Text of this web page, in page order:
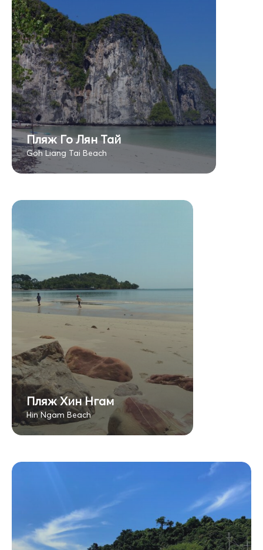
Пляж Го Лян Тай
Goh Liang Tai Beach
Пляж Хин Нгам
Hin Ngam Beach